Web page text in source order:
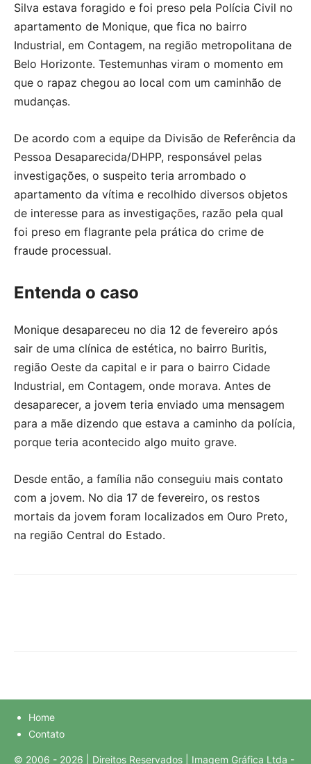
Silva estava foragido e foi preso pela Polícia Civil no
apartamento de Monique, que fica no bairro
Industrial, em Contagem, na região metropolitana de
Belo Horizonte. Testemunhas viram o momento em
que o rapaz chegou ao local com um caminhão de
mudanças.
De acordo com a equipe da Divisão de Referência da
Pessoa Desaparecida/DHPP, responsável pelas
investigações, o suspeito teria arrombado o
apartamento da vítima e recolhido diversos objetos
de interesse para as investigações, razão pela qual
foi preso em flagrante pela prática do crime de
fraude processual.
Entenda o caso
Monique desapareceu no dia 12 de fevereiro após
sair de uma clínica de estética, no bairro Buritis,
região Oeste da capital e ir para o bairro Cidade
Industrial, em Contagem, onde morava. Antes de
desaparecer, a jovem teria enviado uma mensagem
para a mãe dizendo que estava a caminho da polícia,
porque teria acontecido algo muito grave.
Desde então, a família não conseguiu mais contato
com a jovem. No dia 17 de fevereiro, os restos
mortais da jovem foram localizados em Ouro Preto,
na região Central do Estado.
Home
Contato
© 2006 - 2026 | Direitos Reservados | Imagem Gráfica Ltda -